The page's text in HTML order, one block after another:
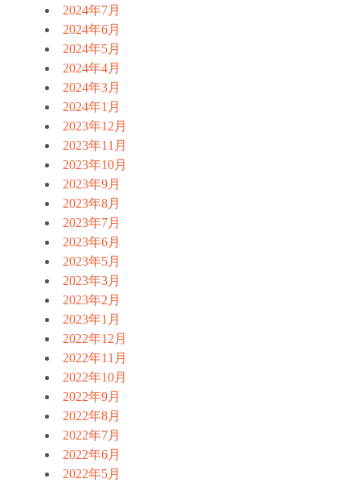
2024年7月
2024年6月
2024年5月
2024年4月
2024年3月
2024年1月
2023年12月
2023年11月
2023年10月
2023年9月
2023年8月
2023年7月
2023年6月
2023年5月
2023年3月
2023年2月
2023年1月
2022年12月
2022年11月
2022年10月
2022年9月
2022年8月
2022年7月
2022年6月
2022年5月